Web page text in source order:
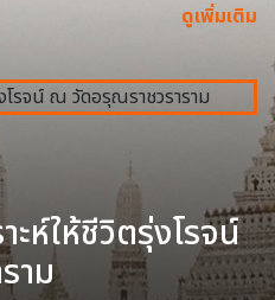
ดูเพิ่มเติม
ะห์ให้ชีวิตรุ่งโรจน์
าม